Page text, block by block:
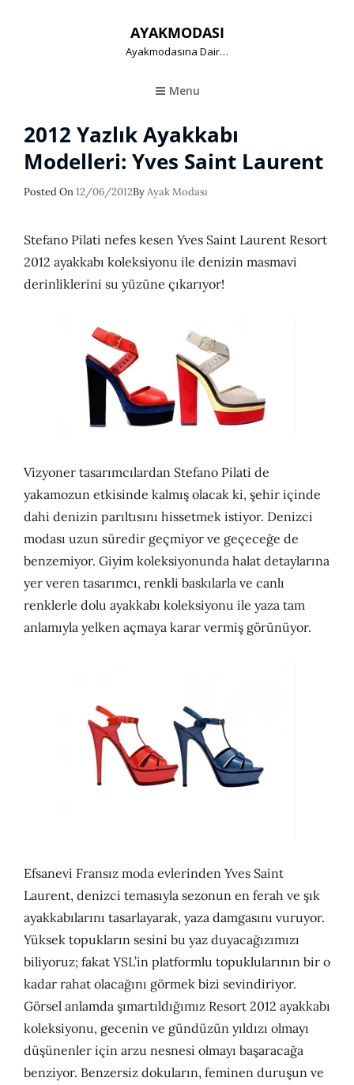
AYAKMODASI
Ayakmodasına Dair…
Menu
2012 Yazlık Ayakkabı
Modelleri: Yves Saint Laurent
Posted OnPosted
12/06/2012ByAyak Modası
Stefano Pilati nefes kesen Yves Saint Laurent Resort
2012 ayakkabı koleksiyonu ile denizin masmavi
derinliklerini su yüzüne çıkarıyor!
Vizyoner tasarımcılardan Stefano Pilati de
yakamozun etkisinde kalmış olacak ki, şehir içinde
dahi denizin parıltısını hissetmek istiyor. Denizci
modası uzun süredir geçmiyor ve geçeceğe de
benzemiyor. Giyim koleksiyonunda halat detaylarına
yer veren tasarımcı, renkli baskılarla ve canlı
renklerle dolu ayakkabı koleksiyonu ile yaza tam
anlamıyla yelken açmaya karar vermiş görünüyor.
Efsanevi Fransız moda evlerinden Yves Saint
Laurent, denizci temasıyla sezonun en ferah ve şık
ayakkabılarını tasarlayarak, yaza damgasını vuruyor.
Yüksek topukların sesini bu yaz duyacağızımızı
biliyoruz; fakat YSL’in platformlu topuklularının bir o
kadar rahat olacağını görmek bizi sevindiriyor.
Görsel anlamda şımartıldığımız Resort 2012 ayakkabı
koleksiyonu, gecenin ve gündüzün yıldızı olmayı
düşünenler için arzu nesnesi olmayı başaracağa
benziyor. Benzersiz dokuların, feminen duruşun ve